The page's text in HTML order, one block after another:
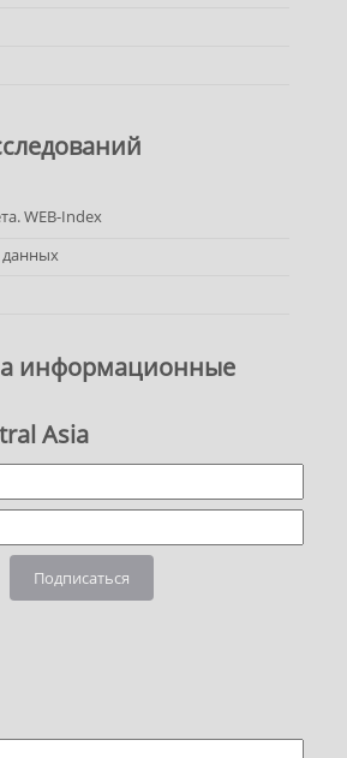
WEB-Index
информационные
Asia
Подписаться